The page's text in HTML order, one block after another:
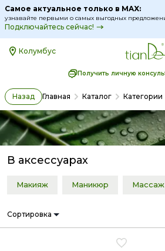
Самое актуальное только в MAX:
узнавайте первыми о самых выгодных
Подключайтесь сейчас!
Колумбус
Получить личную
Назад Главная Каталог Категории
В аксессуарах
Макияж Маникюр Массаж
Сортировка
В аксессуарах | TianDe